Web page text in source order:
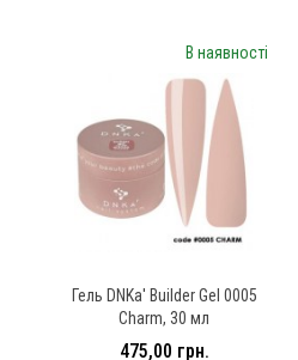
В наявності
Гель DNKa' Builder Gel 0005
Charm, 30 мл
475,00 грн.